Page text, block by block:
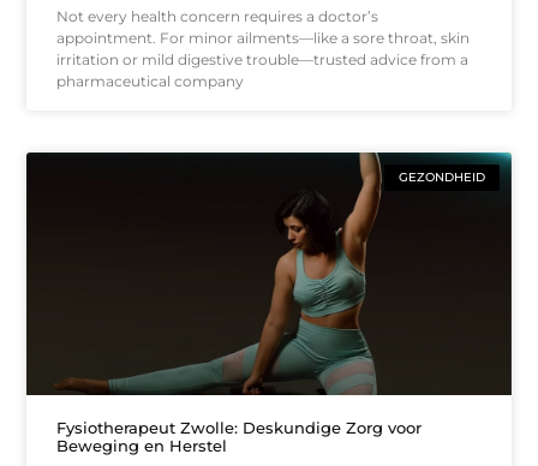
Not every health concern requires a doctor’s
appointment. For minor ailments—like a sore throat, skin
irritation or mild digestive trouble—trusted advice from a
pharmaceutical company
GEZONDHEID
Fysiotherapeut Zwolle: Deskundige Zorg voor
Beweging en Herstel